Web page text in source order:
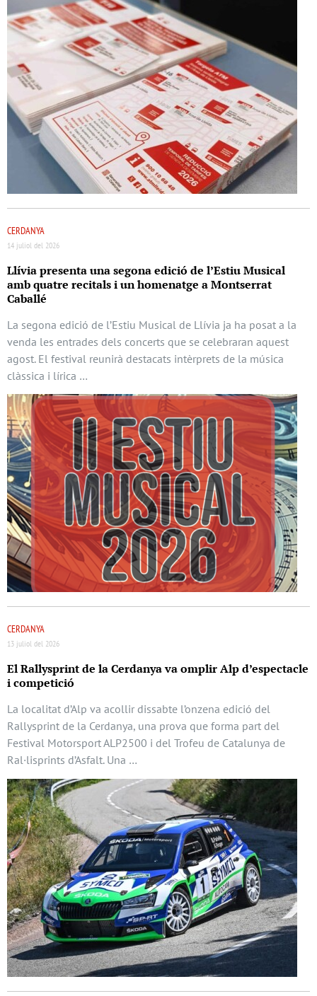
CERDANYA
14 juliol del 2026
Llívia presenta una segona edició de l’Estiu Musical
amb quatre recitals i un homenatge a Montserrat
Caballé
La segona edició de l’Estiu Musical de Llívia ja ha posat a la
venda les entrades dels concerts que se celebraran aquest
agost. El festival reunirà destacats intèrprets de la música
clàssica i lírica …
CERDANYA
13 juliol del 2026
El Rallysprint de la Cerdanya va omplir Alp d’espectacle
i competició
La localitat d’Alp va acollir dissabte l’onzena edició del
Rallysprint de la Cerdanya, una prova que forma part del
Festival Motorsport ALP2500 i del Trofeu de Catalunya de
Ral·lisprints d’Asfalt. Una …